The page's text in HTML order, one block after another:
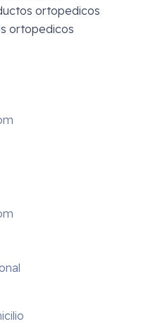
ortopedicos
ortopedicos